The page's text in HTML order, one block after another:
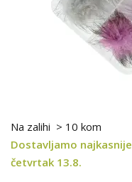
Na zalihi > 10 kom
Dostavljamo najkasnije
četvrtak 13.8.